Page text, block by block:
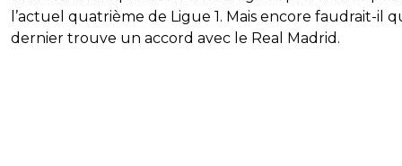
l’actuel quatrième de Ligue 1. Mais encore faudrait-il
dernier trouve un accord avec le Real Madrid.